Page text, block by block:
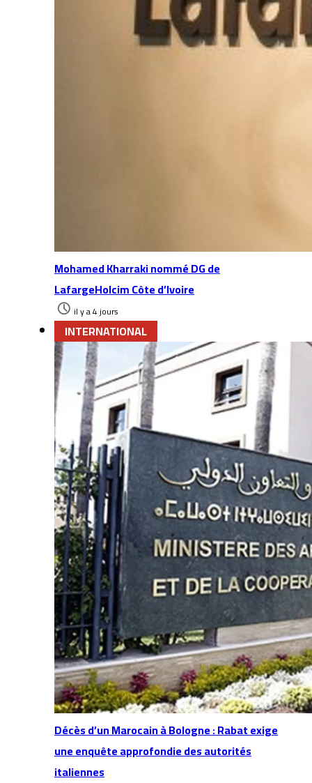
Mohamed Kharraki nommé DG de
LafargeHolcim Côte d’Ivoire
il y a 4 jours
INTERNATIONAL
Décès d’un Marocain à Bologne : Rabat exige
une enquête approfondie des autorités
italiennes